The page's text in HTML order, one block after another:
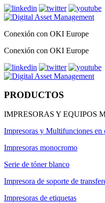
Conexión con OKI Europe
Conexión con OKI Europe
PRODUCTOS
IMPRESORAS Y EQUIPOS
Impresoras y Multifunciones en
Impresoras monocromo
Serie de tóner blanco
Impresora de soporte de
Impresoras de etiquetas